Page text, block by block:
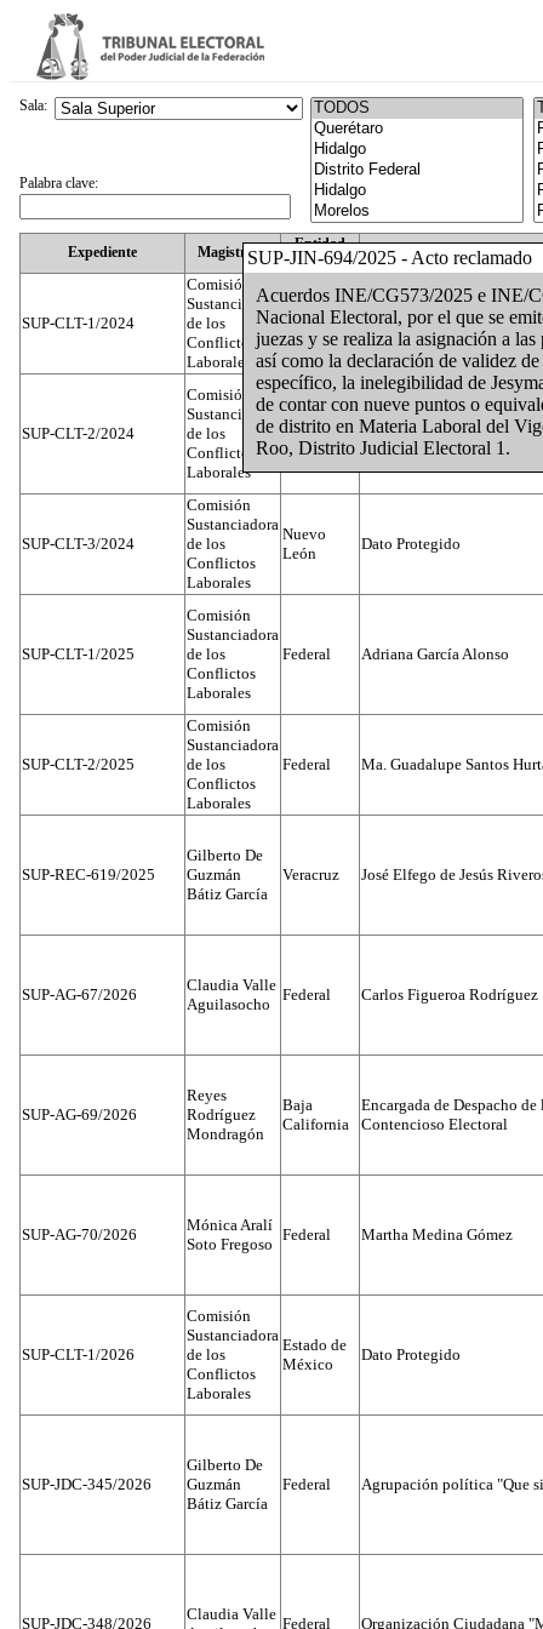
SUP-JIN-694/2025 - Acto reclamado
Acuerdos INE/CG573/2025 e INE/
Nacional Electoral, por el que se
juezas y se realiza la asignación a
así como la declaración de validez
específico, la inelegibilidad de
de contar con nueve puntos o
de distrito en Materia Laboral del
Roo, Distrito Judicial Electoral 1.
Expediente Magistrado
Entidad
Federativa
SUP-CLT-1/2024
Comisión
Sustanciadora
de los
Conflictos
Laborales
Federal Juan José Serrato Velasco
SUP-CLT-2/2024
Comisión
Sustanciadora
de los
Conflictos
Laborales
Federal José Luis Muñoz Zambrano
SUP-CLT-3/2024
Comisión
Sustanciadora
de los
Conflictos
Laborales
Nuevo
León
Dato Protegido
SUP-CLT-1/2025
Comisión
Sustanciadora
de los
Conflictos
Laborales
Federal Adriana García Alonso
SUP-CLT-2/2025
Comisión
Sustanciadora
de los
Conflictos
Laborales
Federal Ma. Guadalupe Santos
SUP-REC-619/2025
Gilberto De
Guzmán
Bátiz García
Veracruz José Elfego de Jesús
SUP-AG-67/2026
Claudia Valle
Aguilasocho
Federal Carlos Figueroa Rodríguez
SUP-AG-69/2026
Reyes
Rodríguez
Mondragón
Baja
California
Encargada de Despacho
Contencioso Electoral
SUP-AG-70/2026
Mónica Aralí
Soto Fregoso
Federal Martha Medina Gómez
SUP-CLT-1/2026
Comisión
Sustanciadora
de los
Conflictos
Laborales
Estado de
México
Dato Protegido
SUP-JDC-345/2026
Gilberto De
Guzmán
Bátiz García
Federal Agrupación política "Que
SUP-JDC-348/2026
Claudia Valle
Federal Organización Ciudadana
Sala:
Palabra clave: